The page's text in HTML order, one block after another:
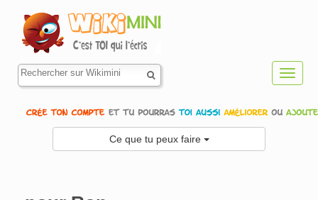
Ce que tu peux faire